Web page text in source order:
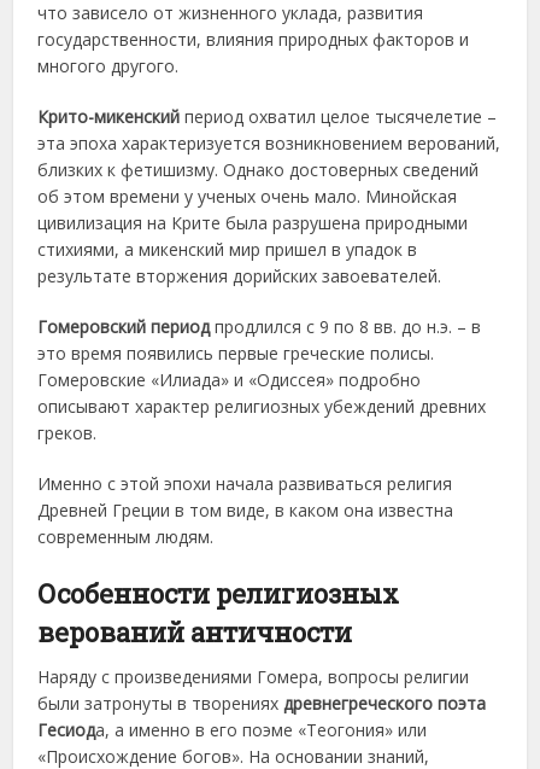
что зависело от жизненного уклада, развития
государственности, влияния природных факторов и
многого другого.
Крито-микенский период охватил целое тысячелетие –
эта эпоха характеризуется возникновением верований,
близких к фетишизму. Однако достоверных сведений
об этом времени у ученых очень мало. Минойская
цивилизация на Крите была разрушена природными
стихиями, а микенский мир пришел в упадок в
результате вторжения дорийских завоевателей.
Гомеровский периодпродлился с 9 по 8 вв. до н.э. – в
это время появились первые греческие полисы.
Гомеровские «Илиада» и «Одиссея» подробно
описывают характер религиозных убеждений древних
греков.
Именно с этой эпохи начала развиваться религия
Древней Греции в том виде, в каком она известна
современным людям.
Особенности религиозных
верований античности
Наряду с произведениями Гомера, вопросы религии
были затронуты в творенияхдревнегреческого поэта
Гесиода, а именно в его поэме «Теогония» или
«Происхождение богов». На основании знаний,